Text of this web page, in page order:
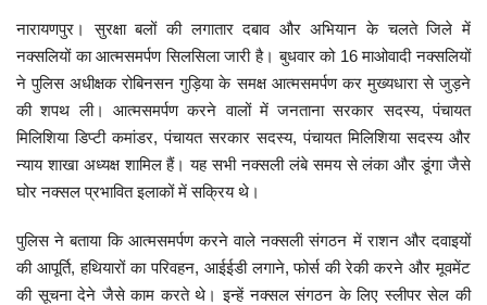
दुनिया
मनोरंजन
सेहत
करियर
नारायणपुर। सुरक्षा बलों की लगातार दबाव और अभियान के चलते जिले में
नक्सलियों का आत्मसमर्पण सिलसिला जारी है। बुधवार को 16 माओवादी नक्सलियों
ने पुलिस अधीक्षक रोबिनसन गुड़िया के समक्ष आत्मसमर्पण कर मुख्यधारा से जुड़ने
की शपथ ली। आत्मसमर्पण करने वालों में जनताना सरकार सदस्य, पंचायत
मिलिशिया डिप्टी कमांडर, पंचायत सरकार सदस्य, पंचायत मिलिशिया सदस्य और
न्याय शाखा अध्यक्ष शामिल हैं। यह सभी नक्सली लंबे समय से लंका और डूंगा जैसे
घोर नक्सल प्रभावित इलाकों में सक्रिय थे।
पुलिस ने बताया कि आत्मसमर्पण करने वाले नक्सली संगठन में राशन और दवाइयों
की आपूर्ति, हथियारों का परिवहन, आईईडी लगाने, फोर्स की रेकी करने और मूवमेंट
की सूचना देने जैसे काम करते थे। इन्हें नक्सल संगठन के लिए स्लीपर सेल की